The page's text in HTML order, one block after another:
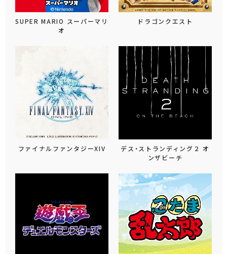
SUPER MARIO スーパーマリ
オ
ドラゴンクエスト
ファイナルファンタジーXIV
デス・ストランディング２ オ
ンザビーチ